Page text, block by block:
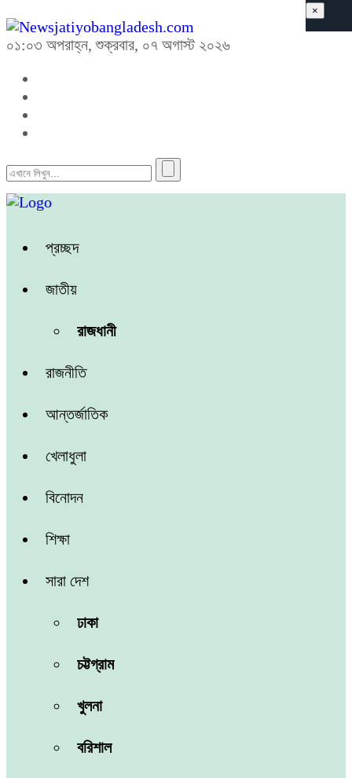
০১:০৩ অপরাহ্ন, শুক্রবার, ০৭ অগাস্ট ২০২৬
প্রচ্ছদ
জাতীয়
রাজধানী
রাজনীতি
আন্তর্জাতিক
খেলাধুলা
বিনোদন
শিক্ষা
সারা দেশ
ঢাকা
চট্টগ্রাম
খুলনা
বরিশাল
×